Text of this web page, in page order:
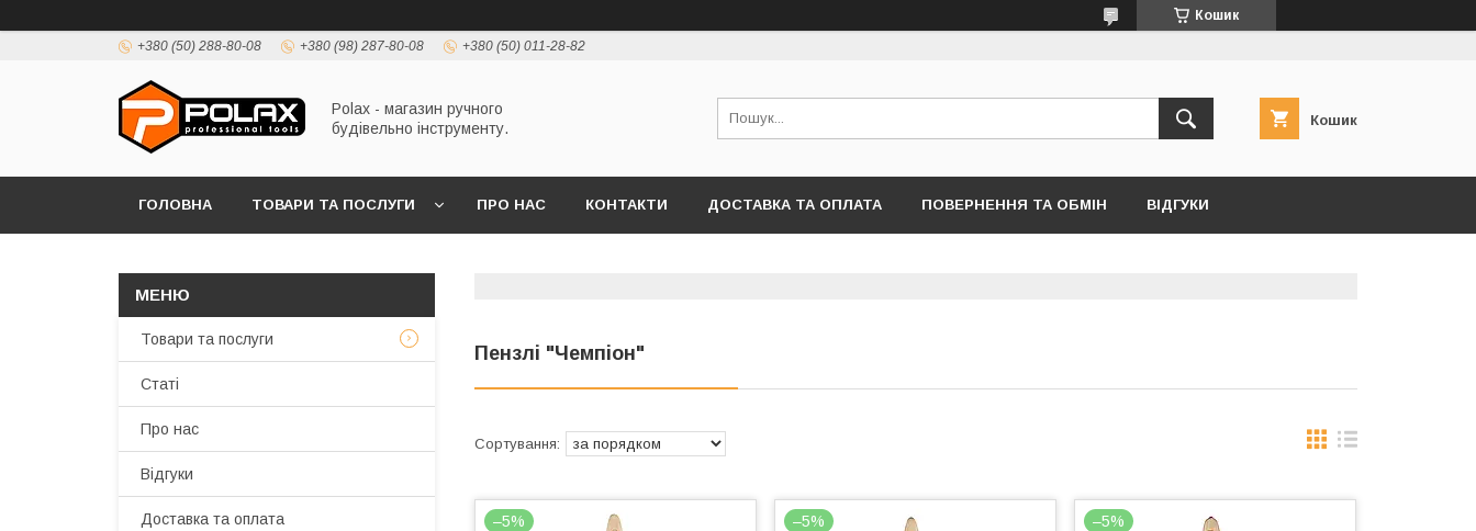
Кошик
+380 (50) 288-80-08 +380 (98) 287-80-08 +380 (50) 011-28-82
Polax - магазин ручного
будівельно інструменту.
Кошик
ГОЛОВНА ТОВАРИ ТА ПОСЛУГИ ПРО НАС КОНТАКТИ ДОСТАВКА ТА ОПЛАТА ПОВЕРНЕННЯ ТА ОБМІН ВІДГУКИ
Пензлі "Чемпіон"
–5% –5% –5%
Товари та послуги
Статі
Про нас
Відгуки
Доставка та оплата